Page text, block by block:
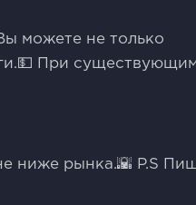
можете не только
При
ниже рынка.🌇 P.S